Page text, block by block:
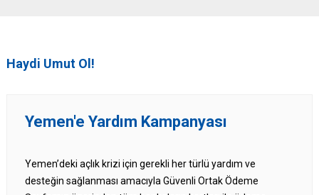
Haydi Umut Ol!
Yemen'e Yardım Kampanyası
Yemen’deki açlık krizi için gerekli her türlü yardım ve
desteğin sağlanması amacıyla Güvenli Ortak Ödeme